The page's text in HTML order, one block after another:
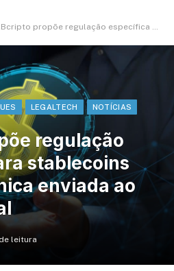
propõe regulação específica para stablecoins em Nota Técnica enviada ao Banco Central
LEGALTECH NOTÍCIAS
regulação
stablecoins
enviada ao
leitura